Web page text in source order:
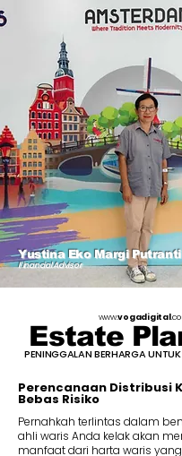
Financial Advisor
Yustina Eko Margi
Estate
PENINGGALAN BERHARGA
www.vogadigital
Perencanaan Distribusi
Bebas Risiko
Pernahkah terlintas dalam
ahli waris Anda kelak akan
manfaat dari harta waris